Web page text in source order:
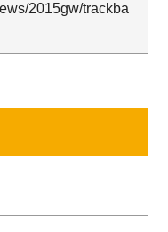
2015gw/trackba